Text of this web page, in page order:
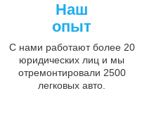
Наш
опыт
С нами работают более 20
юридических лиц и мы
отремонтировали 2500
легковых авто.